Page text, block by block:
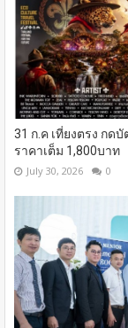
31 ก.ค เที่ยงตรง กด
ราคาเต็ม 1,800บาท
July 30, 2026 0